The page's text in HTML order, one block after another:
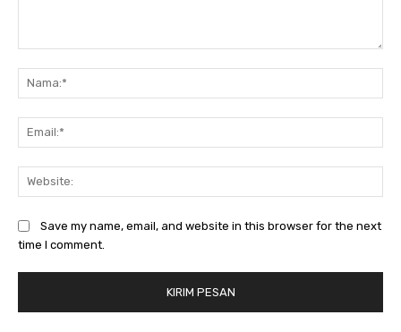
Save my name, email, and website in this browser for the next
time I comment.